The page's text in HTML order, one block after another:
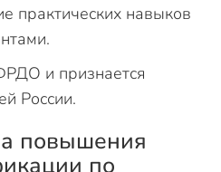
практических навыков
и признается
России.
повышения
по